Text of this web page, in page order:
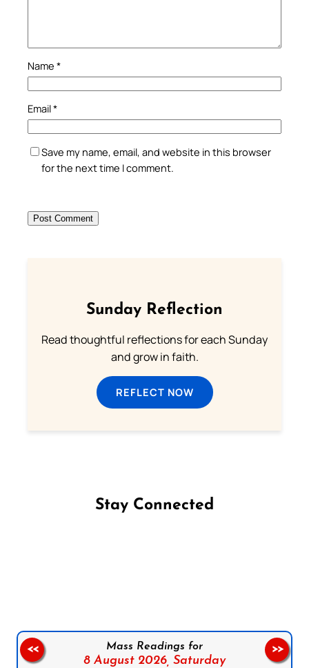
Name *
Email*
Save my name, email, and website in this browser
for the next time I comment.
Sunday Reflection
Read thoughtful reflections for each Sunday
and grow in faith.
REFLECT NOW
Stay Connected
Mass Readings for
8 August 2026, Saturday
<< >>